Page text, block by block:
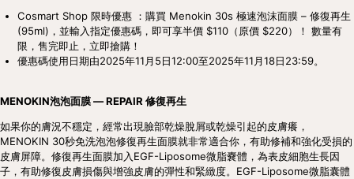
Cosmart Shop 限時優惠 ：購買 Menokin 30s 極速泡沫面膜 – 修復再生
(95ml)，並輸入指定優惠碼，即可享半價 $110（原價 $220）！ 數量有
限，售完即止，立即搶購！
優惠碼使用日期由2025年11月5日12:00至2025年11月18日23:59。
MENOKIN泡泡面膜 — REPAIR 修復再生
如果你的膚況不穩定，經常出現臉部乾燥脫屑或乾燥引起的皮膚癢，
MENOKIN 30秒免洗泡泡修復再生面膜就非常適合你，有助修補和強化受損的
皮膚屏障。修復再生面膜加入EGF-Liposome微脂嚢體，為表皮細胞生長因
子，有助修復皮膚損傷與增強皮膚的彈性和緊緻度。EGF-Liposome微脂囊體